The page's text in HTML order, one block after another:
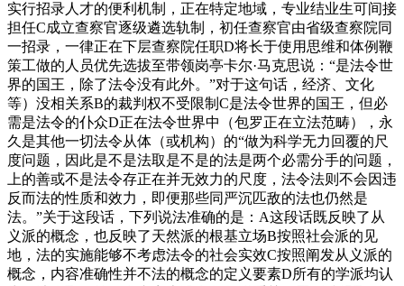
实行招录人才的便利机制，正在特定地域，专业结业生可间接
担任C成立查察官逐级遴选轨制，初任查察官由省级查察院同
一招录，一律正在下层查察院任职D将长于使用思维和体例鞭
策工做的人员优先选拔至带领岗亭卡尔·马克思说：“是法令世
界的国王，除了法令没有此外。”对于这句话，经济、文化
等）没相关系B的裁判权不受限制C是法令世界的国王，但必
需是法令的仆众D正在法令世界中（包罗正在立法范畴），永
久是其他一切法令从体（或机构）的“做为科学无力回覆的尺
度问题，因此是不是法取是不是的法是两个必需分手的问题，
上的善或不是法令存正在并无效力的尺度，法令法则不会因违
反而法的性质和效力，即便那些同严沉匹敌的法也仍然是
法。”关于这段话，下列说法准确的是：A这段话既反映了从
义派的概念，也反映了天然派的根基立场B按照社会派的见
地，法的实施能够不考虑法令的社会实效C按照阐发从义派的
概念，内容准确性并不法的概念的定义要素D所有的学派均认